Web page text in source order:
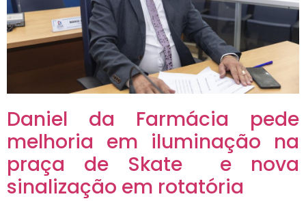
Daniel da Farmácia pede
melhoria em iluminação na
praça de Skate e nova
sinalização em rotatória